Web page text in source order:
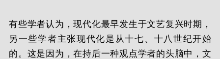
有些学者认为，现代化最早发生于文艺复兴时期，
另一些学者主张现代化是从十七、十八世纪开始
的。这是因为，在持后一种观点学者的头脑中，文